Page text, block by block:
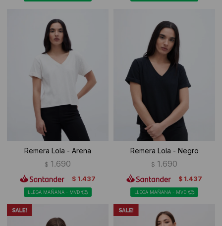
Remera Lola - Arena
$ 1.690
$ 1.437
LLEGA MAÑANA - MVD
Remera Lola - Negro
$ 1.690
$ 1.437
LLEGA MAÑANA - MVD